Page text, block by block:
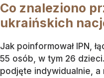
Co znaleziono
ukraińskich
Jak poinformował IPN,
55 osób, w tym 26
podjęte indywidualnie, a